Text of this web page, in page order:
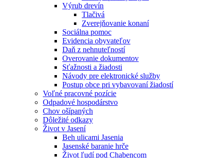
Výrub drevín
Tlačivá
Zverejňovanie konaní
Sociálna pomoc
Evidencia obyvateľov
Daň z nehnuteľností
Overovanie dokumentov
Sťažnosti a žiadosti
Návody pre elektronické služby
Postup obce pri vybavovaní žiadostí
Voľné pracovné pozície
Odpadové hospodárstvo
Chov ošípaných
Dôležité odkazy
Život v Jasení
Beh ulicami Jasenia
Jasenské baranie hrče
Život ľudí pod Chabencom